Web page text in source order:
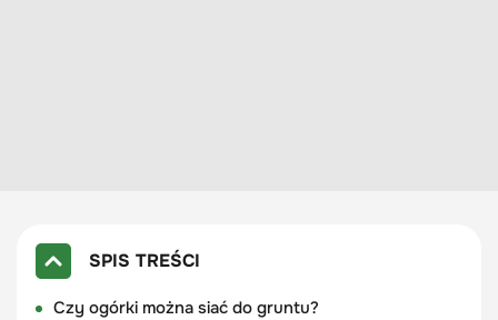
SPIS TREŚCI
Czy ogórki można siać do gruntu?